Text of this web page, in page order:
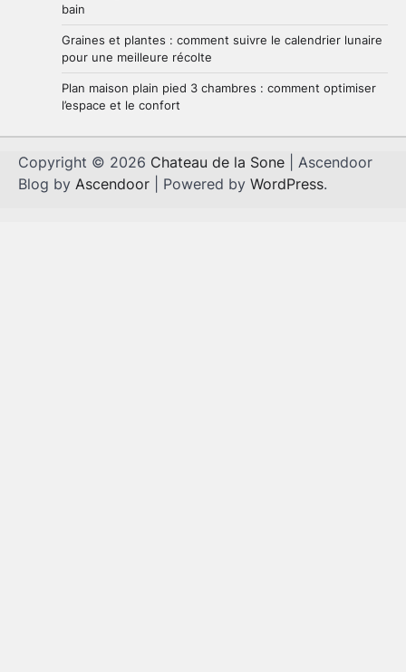
bain
Graines et plantes : comment suivre le calendrier lunaire
pour une meilleure récolte
Plan maison plain pied 3 chambres : comment optimiser
l’espace et le confort
Copyright © 2026 Chateau de la Sone | Ascendoor
Blog by Ascendoor | Powered by WordPress.